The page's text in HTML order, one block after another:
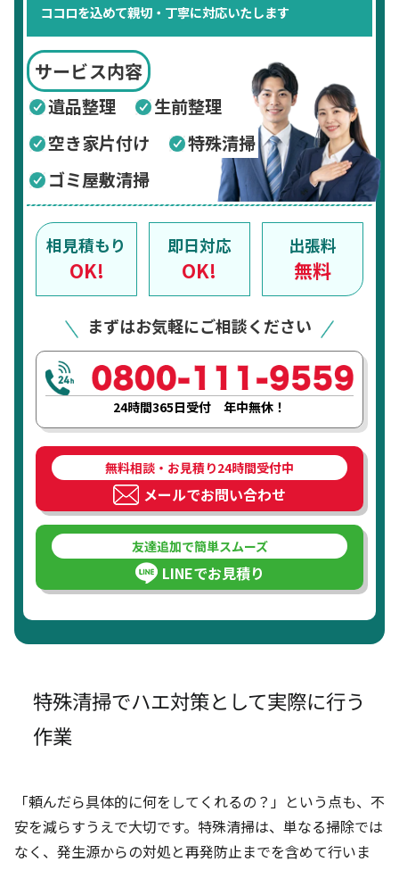
ココロを込めて親切・丁寧に対応いたします
サービス内容
遺品整理
生前整理
空き家片付け
特殊清掃
ゴミ屋敷清掃
相見積もり
OK!
即日対応
OK!
出張料
無料
まずはお気軽にご相談ください
24時間365日受付 年中無休！
無料相談・お見積り24時間受付中
メールでお問い合わせ
友達追加で簡単スムーズ
LINEでお見積り
特殊清掃でハエ対策として実際に行う
作業
「頼んだら具体的に何をしてくれるの？」という点も、不
安を減らすうえで大切です。特殊清掃は、単なる掃除では
なく、発生源からの対処と再発防止までを含めて行いま